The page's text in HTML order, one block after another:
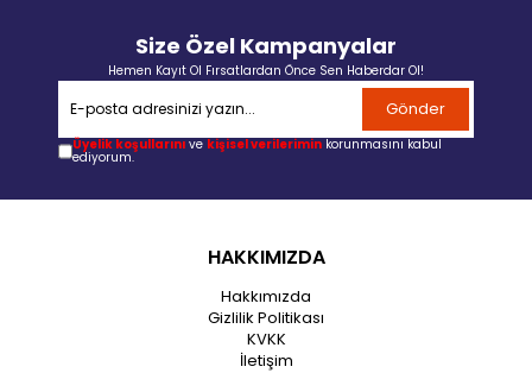
Size Özel Kampanyalar
Hemen Kayıt Ol Fırsatlardan Önce Sen Haberdar Ol!
Gönder
Üyelik koşullarını ve kişisel verilerimin korunmasını kabul
ediyorum.
HAKKIMIZDA
Hakkımızda
Gizlilik Politikası
KVKK
İletişim